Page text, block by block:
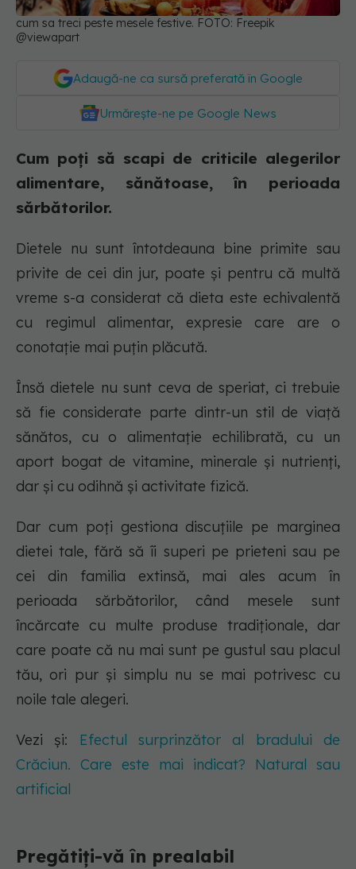
cum sa treci peste mesele festive. FOTO: Freepik
@viewapart
Adaugă-ne ca sursă preferată în Google
Urmărește-ne pe Google News
Cum poți să scapi de criticile alegerilor
alimentare, sănătoase, în perioada
sărbătorilor.
Dietele nu sunt întotdeauna bine primite sau
privite de cei din jur, poate și pentru că multă
vreme s-a considerat că dieta este echivalentă
cu regimul alimentar, expresie care are o
conotație mai puțin plăcută.
Însă dietele nu sunt ceva de speriat, ci trebuie
să fie considerate parte dintr-un stil de viață
sănătos, cu o alimentație echilibrată, cu un
aport bogat de vitamine, minerale și nutrienți,
dar și cu odihnă și activitate fizică.
Dar cum poți gestiona discuțiile pe marginea
dietei tale, fără să îi superi pe prieteni sau pe
cei din familia extinsă, mai ales acum în
perioada sărbătorilor, când mesele sunt
încărcate cu multe produse tradiționale, dar
care poate că nu mai sunt pe gustul sau placul
tău, ori pur și simplu nu se mai potrivesc cu
noile tale alegeri.
Vezi și: Efectul surprinzător al bradului de
Crăciun. Care este mai indicat? Natural sau
artificial
Pregătiți-vă în prealabil